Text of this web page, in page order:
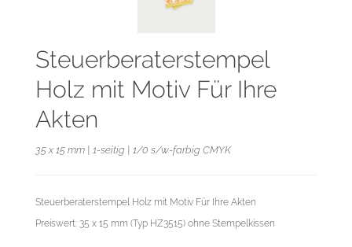
Steuerberaterstempel
Holz mit Motiv Für Ihre
Akten
35 x 15 mm | 1-seitig | 1/0 s/w-farbig CMYK
Steuerberaterstempel Holz mit Motiv Für Ihre Akten
Preiswert: 35 x 15 mm (Typ HZ3515) ohne Stempelkissen